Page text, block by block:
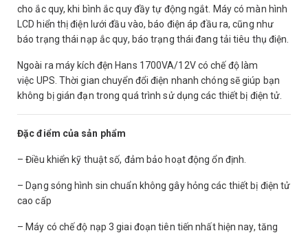
cho ắc quy, khi bình ắc quy đầy tự động ngắt. Máy có màn hình
LCD hiển thị điện lưới đầu vào, báo điện áp đầu ra, cũng như
báo trạng thái nạp ắc quy, báo trạng thái đang tải tiêu thụ điện.
Ngoài ra máy kích đện Hans 1700VA/12Vcó chế độ làm
việc UPS. Thời gian chuyển đổi điện nhanh chóng sẽ giúp bạn
không bị gián đạn trong quá trình sử dụng các thiết bị điện tử.
Đặc điểm của sản phẩm
– Điều khiển kỹ thuật số, đảm bảo hoạt động ổn định.
– Dạng sóng hình sin chuẩn không gây hỏng các thiết bị điện tử
cao cấp
– Máy có chế độ nạp 3 giai đoạn tiên tiến nhất hiện nay, tăng